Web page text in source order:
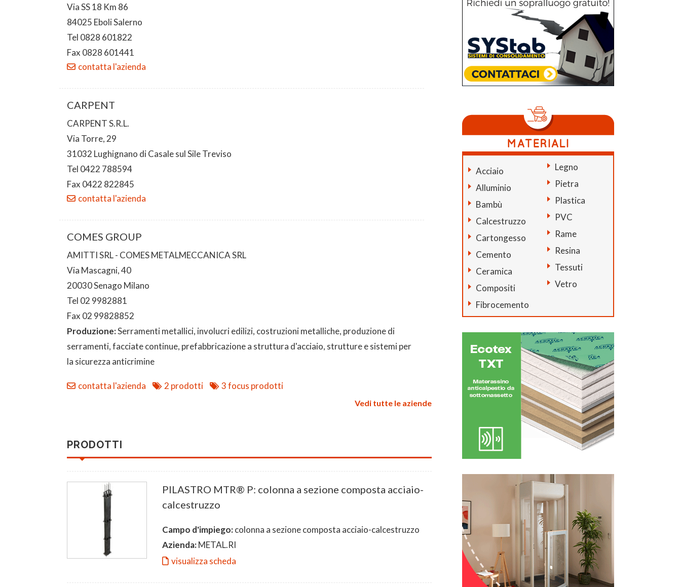
Via SS 18 Km 86
84025 Eboli Salerno
Tel 0828 601822
Fax 0828 601441
contatta l'azienda
CARPENT
CARPENT S.R.L.
Via Torre, 29
31032 Lughignano di Casale sul Sile Treviso
Tel 0422 788594
Fax 0422 822845
contatta l'azienda
COMES GROUP
AMITTI SRL - COMES METALMECCANICA SRL
Via Mascagni, 40
20030 Senago Milano
Tel 02 9982881
Fax 02 99828852
Produzione:Serramenti metallici, involucri edilizi, costruzioni metalliche, produzione di
serramenti, facciate continue, prefabbricazione a struttura d'acciaio, strutture e sistemi per
la sicurezza anticrimine
contatta l'azienda 2 prodotti 3 focus prodotti
Vedi tutte le aziende
PRODOTTI
PILASTRO MTR® P: colonna a sezione composta acciaio-
calcestruzzo
Campo d'impiego:colonna a sezione composta acciaio-calcestruzzo
Azienda:METAL.RI
visualizza scheda
Acciaio
Alluminio
Bambù
Calcestruzzo
Cartongesso
Cemento
Ceramica
Compositi
Fibrocemento
Legno
Pietra
Plastica
PVC
Rame
Resina
Tessuti
Vetro